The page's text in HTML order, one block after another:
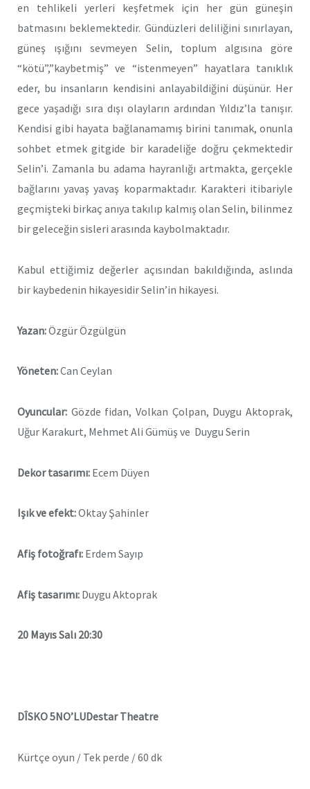
en tehlikeli yerleri keşfetmek için her gün güneşin
batmasını beklemektedir. Gündüzleri deliliğini sınırlayan,
güneş ışığını sevmeyen Selin, toplum algısına göre
“kötü”,”kaybetmiş” ve “istenmeyen” hayatlara tanıklık
eder, bu insanların kendisini anlayabildiğini düşünür. Her
gece yaşadığı sıra dışı olayların ardından Yıldız’la tanışır.
Kendisi gibi hayata bağlanamamış birini tanımak, onunla
sohbet etmek gitgide bir karadeliğe doğru çekmektedir
Selin’i. Zamanla bu adama hayranlığı artmakta, gerçekle
bağlarını yavaş yavaş koparmaktadır. Karakteri itibariyle
geçmişteki birkaç anıya takılıp kalmış olan Selin, bilinmez
bir geleceğin sisleri arasında kaybolmaktadır.
Kabul ettiğimiz değerler açısından bakıldığında, aslında
bir kaybedenin hikayesidir Selin’in hikayesi.
Yazan:Özgür Özgülgün
Yöneten:Can Ceylan
Oyuncular: Gözde fidan, Volkan Çolpan, Duygu Aktoprak,
Uğur Karakurt, Mehmet Ali Gümüş ve Duygu Serin
Dekor tasarımı: Ecem Düyen
Işık ve efekt:Oktay Şahinler
Afiş fotoğrafı: Erdem Sayıp
Afiş tasarımı: Duygu Aktoprak
20 Mayıs Salı 20:30
DÎSKO 5NO’LUDestar Theatre
Kürtçe oyun / Tek perde / 60 dk